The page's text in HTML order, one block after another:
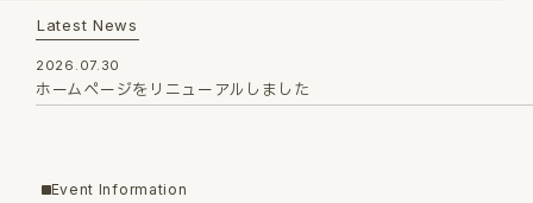
Latest News
2026.07.30
ホームページをリニューアルしました
Event Information